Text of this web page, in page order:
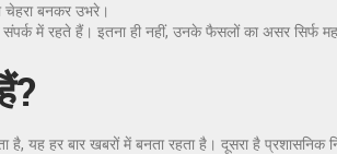
चेहरा बनकर उभरे।
में रहते हैं। इतना ही नहीं, उनके फैसलों का असर सिर्फ
हर बार खबरों में बनता रहता है। दूसरा है प्रशासनिक